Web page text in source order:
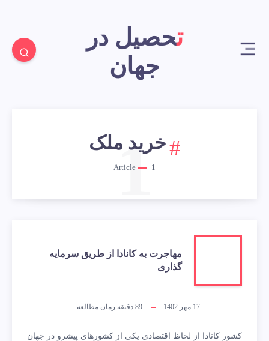
تحصیل در
جهان
خرید ملک
1
1
مهاجرت به کانادا از طریق سرمایه
گذاری
17 مهر 1402 89 دقیقه زمان مطالعه
کشور کانادا از لحاظ اقتصادی یکی از کشورهای پیشرو در جهان